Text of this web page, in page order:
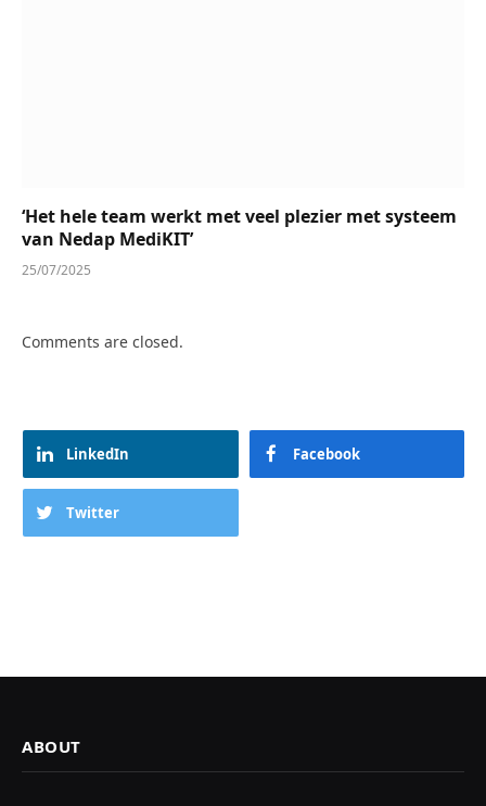
‘Het hele team werkt met veel plezier met systeem
van Nedap MediKIT’
25/07/2025
Comments are closed.
LinkedIn Facebook
Twitter
ABOUT